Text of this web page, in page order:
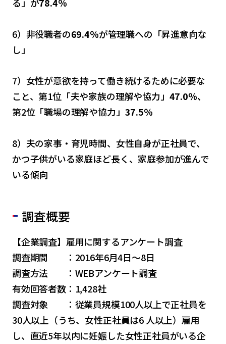
6）非役職者の69.4％が管理職への「昇進意向な
し」
7）女性が意欲を持って働き続けるために必要な
こと、第1位「夫や家族の理解や協力」 47.0％、
第2位「職場の理解や協力」 37.5％
8）夫の家事・育児時間、女性自身が正社員で、
かつ子供がいる家庭ほど長く、家庭参加が進んで
いる傾向
調査概要
【企業調査】雇用に関するアンケート調査
調査期間 ：2016年6月4日～8日
調査方法 ：WEBアンケート調査
有効回答者数：1,428社
調査対象 ：従業員規模100人以上で正社員を
30人以上（うち、女性正社員は6 人以上）雇用
し、直近5年以内に妊娠した女性正社員がいる企